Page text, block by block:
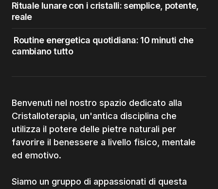
Rituale lunare con i cristalli: semplice, potente,
reale
Routine energetica quotidiana: 10 minuti che
cambiano tutto
Benvenuti nel nostro spazio dedicato alla
Cristalloterapia, un'antica disciplina che
utilizza il potere delle pietre naturali per
favorire il benessere a livello fisico, mentale
ed emotivo.
Siamo un gruppo di appassionati di questa